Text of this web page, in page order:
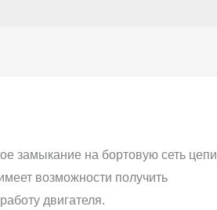
замыкание на бортовую сеть цепи
возможности получить
двигателя.